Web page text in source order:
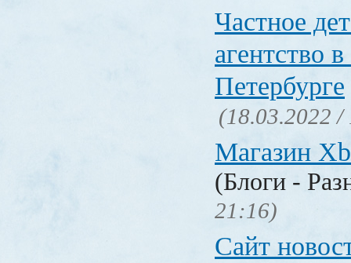
Частное
агентство
Петербурге
(18.03.2022 /
Магазин
(Блоги -
21:16)
Сайт